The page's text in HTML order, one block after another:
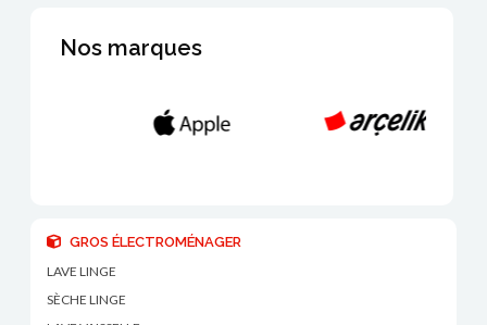
Nos marques
GROS ÉLECTROMÉNAGER
LAVE LINGE
SÈCHE LINGE